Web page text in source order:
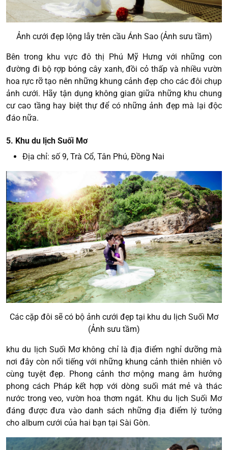
Ảnh cưới đẹp lộng lẫy trên cầu Ánh Sao (Ảnh sưu tầm)
Bên trong khu vực đô thị Phú Mỹ Hưng với những con
đường đi bộ rợp bóng cây xanh, đồi cỏ thấp và nhiều vườn
hoa rực rỡ tạo nên những khung cảnh đẹp cho các đôi chụp
ảnh cưới. Hãy tận dụng không gian giữa những khu chung
cư cao tầng hay biệt thự để có những ảnh đẹp mà lại độc
đáo nữa.
5. Khu du lịch Suối Mơ
Địa chỉ: số 9, Trà Cổ, Tân Phú, Đồng Nai
Các cặp đôi sẽ có bộ ảnh cưới đẹp tại khu du lịch Suối Mơ
(Ảnh sưu tầm)
khu du lịch Suối Mơ không chỉ là địa điểm nghỉ dưỡng mà
nơi đây còn nổi tiếng với những khung cảnh thiên nhiên vô
cùng tuyệt đẹp. Phong cảnh thơ mộng mang âm hưởng
phong cách Pháp kết hợp với dòng suối mát mẻ và thác
nước trong veo, vườn hoa thơm ngát. Khu du lịch Suối Mơ
đáng được đưa vào danh sách những địa điểm lý tưởng
cho album cưới của hai bạn tại Sài Gòn.